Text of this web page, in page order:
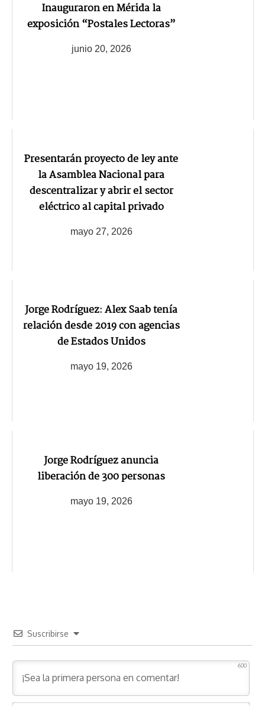
Inauguraron en Mérida la
exposición “Postales Lectoras”
junio 20, 2026
Presentarán proyecto de ley ante
la Asamblea Nacional para
descentralizar y abrir el sector
eléctrico al capital privado
mayo 27, 2026
Jorge Rodríguez: Alex Saab tenía
relación desde 2019 con agencias
de Estados Unidos
mayo 19, 2026
Jorge Rodríguez anuncia
liberación de 300 personas
mayo 19, 2026
Suscribirse
600